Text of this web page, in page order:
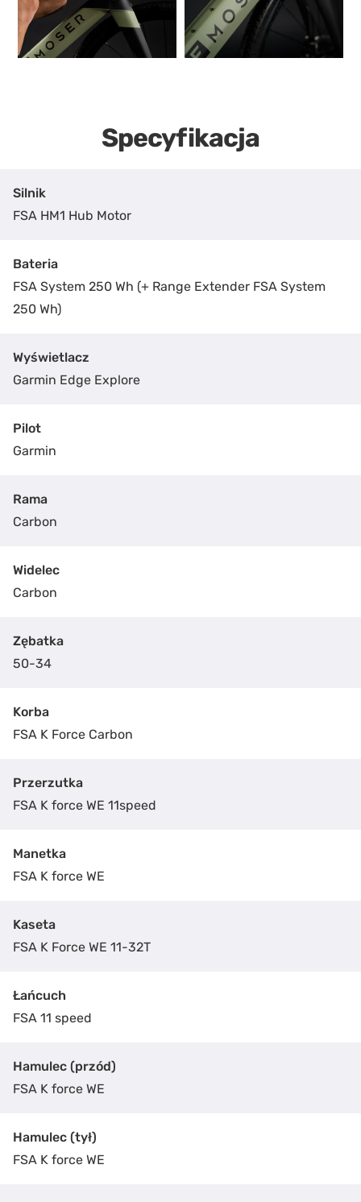
Specyfikacja
Silnik
FSA HM1 Hub Motor
Bateria
FSA System 250 Wh (+ Range Extender FSA System
250 Wh)
Wyświetlacz
Garmin Edge Explore
Pilot
Garmin
Rama
Carbon
Widelec
Carbon
Zębatka
50-34
Korba
FSA K Force Carbon
Przerzutka
FSA K force WE 11speed
Manetka
FSA K force WE
Kaseta
FSA K Force WE 11-32T
Łańcuch
FSA 11 speed
Hamulec (przód)
FSA K force WE
Hamulec (tył)
FSA K force WE
ZAKUP ROWERU
FMOSER E-ROAD FSA
Podaj nam swoje dane kontaktowe, a nasz pracownik
odezwie się i udzieli więcej szczegółowych informacji